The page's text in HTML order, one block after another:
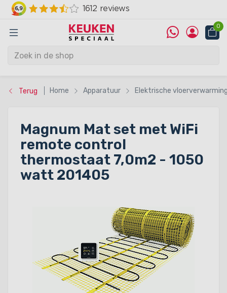
0
Terug Home Apparatuur Elektrische
Magnum Mat set met WiFi
remote control
thermostaat 7,0m2 - 1050
watt 201405